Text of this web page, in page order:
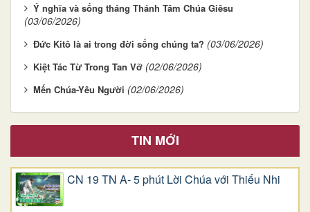
Ý nghĩa và sống tháng Thánh Tâm Chúa Giêsu
(03/06/2026)
Đức Kitô là ai trong đời sống chúng ta? (03/06/2026)
Kiệt Tác Từ Trong Tan Vỡ (02/06/2026)
Mến Chúa-Yêu Người (02/06/2026)
TIN MỚI
CN 19 TN A- 5 phút Lời Chúa với Thiếu Nhi